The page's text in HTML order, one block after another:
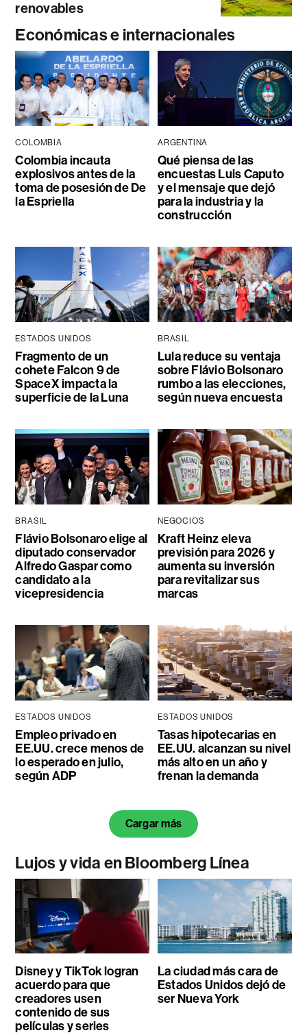
renovables
Económicas e internacionales
COLOMBIA
Colombia incauta
explosivos antes de la
toma de posesión de De
la Espriella
ARGENTINA
Qué piensa de las
encuestas Luis Caputo
y el mensaje que dejó
para la industria y la
construcción
ESTADOS UNIDOS
Fragmento de un
cohete Falcon 9 de
SpaceX impacta la
superficie de la Luna
BRASIL
Lula reduce su ventaja
sobre Flávio Bolsonaro
rumbo a las elecciones,
según nueva encuesta
BRASIL
Flávio Bolsonaro elige al
diputado conservador
Alfredo Gaspar como
candidato a la
vicepresidencia
NEGOCIOS
Kraft Heinz eleva
previsión para 2026 y
aumenta su inversión
para revitalizar sus
marcas
ESTADOS UNIDOS
Empleo privado en
EE.UU. crece menos de
lo esperado en julio,
según ADP
ESTADOS UNIDOS
Tasas hipotecarias en
EE.UU. alcanzan su nivel
más alto en un año y
frenan la demanda
Cargar más
Lujos y vida en Bloomberg Línea
Disney y TikTok logran
acuerdo para que
creadores usen
contenido de sus
películas y series
La ciudad más cara de
Estados Unidos dejó de
ser Nueva York